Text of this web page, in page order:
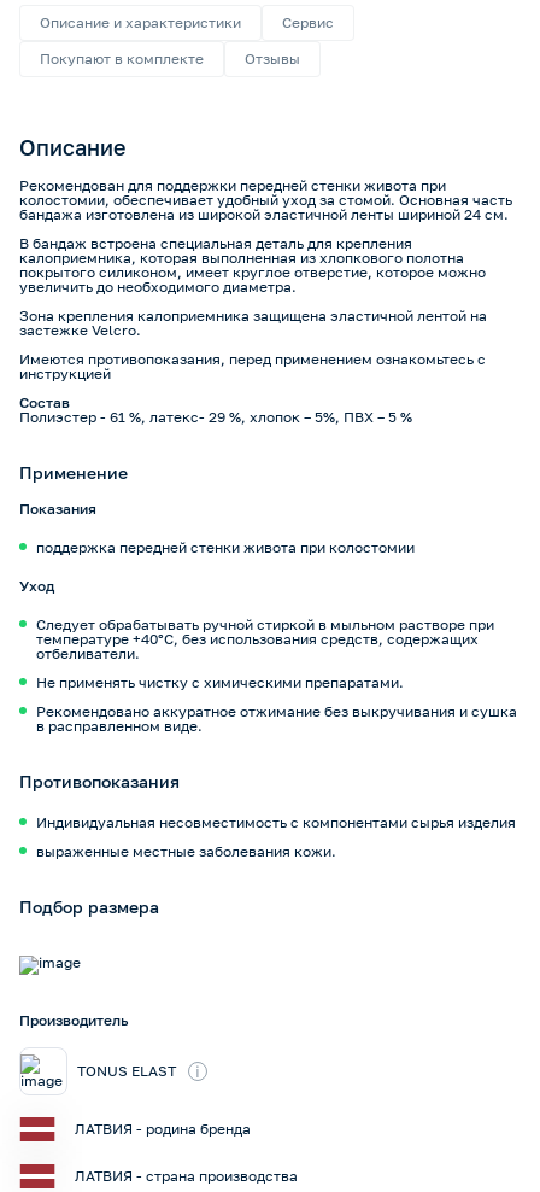
Описание и характеристики
Сервис
Покупают в комплекте
Отзывы
Описание
Рекомендован для поддержки передней стенки живота при
колостомии, обеспечивает удобный уход за стомой. Основная часть
бандажа изготовлена из широкой эластичной ленты шириной 24 см.
В бандаж встроена специальная деталь для крепления
калоприемника, которая выполненная из хлопкового полотна
покрытого силиконом, имеет круглое отверстие, которое можно
увеличить до необходимого диаметра.
Зона крепления калоприемника защищена эластичной лентой на
застежке Velcro.
Имеются противопоказания, перед применением ознакомьтесь с
инструкцией
Состав
Полиэстер - 61 %, латекс- 29 %, хлопок – 5%, ПВХ – 5 %
Применение
Показания
поддержка передней стенки живота при колостомии
Уход
Следует обрабатывать ручной стиркой в мыльном растворе при
температуре +40°С, без использования средств, содержащих
отбеливатели.
Не применять чистку с химическими препаратами.
Рекомендовано аккуратное отжимание без выкручивания и сушка
в расправленном виде.
Противопоказания
Индивидуальная несовместимость с компонентами сырья изделия
выраженные местные заболевания кожи.
Подбор размера
Производитель
TONUS ELAST i
ЛАТВИЯ - родина бренда
ЛАТВИЯ - страна производства